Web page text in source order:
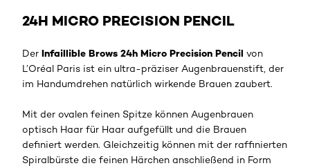
24H MICRO PRECISION PENCIL
Der Infaillible Brows 24h Micro Precision Pencil von
L’Oréal Paris ist ein ultra-präziser Augenbrauenstift, der
im Handumdrehen natürlich wirkende Brauen zaubert.
Mit der ovalen feinen Spitze können Augenbrauen
optisch Haar für Haar aufgefüllt und die Brauen
definiert werden. Gleichzeitig können mit der raffinierten
Spiralbürste die feinen Härchen anschließend in Form